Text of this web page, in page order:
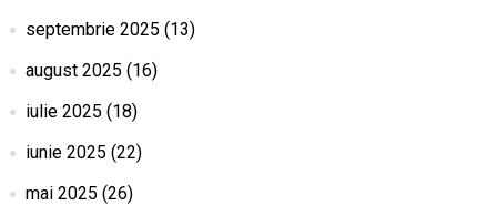
septembrie 2025 (13)
august 2025 (16)
iulie 2025 (18)
iunie 2025 (22)
mai 2025 (26)